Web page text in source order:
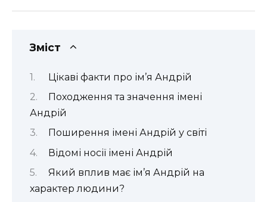
Зміст
Цікаві факти про ім’я Андрій
Походження та значення імені
Андрій
Поширення імені Андрій у світі
Відомі носії імені Андрій
Який вплив має ім’я Андрій на
характер людини?